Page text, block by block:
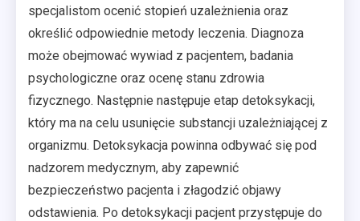
specjalistom ocenić stopień uzależnienia oraz
określić odpowiednie metody leczenia. Diagnoza
może obejmować wywiad z pacjentem, badania
psychologiczne oraz ocenę stanu zdrowia
fizycznego. Następnie następuje etap detoksykacji,
który ma na celu usunięcie substancji uzależniającej z
organizmu. Detoksykacja powinna odbywać się pod
nadzorem medycznym, aby zapewnić
bezpieczeństwo pacjenta i złagodzić objawy
odstawienia. Po detoksykacji pacjent przystępuje do